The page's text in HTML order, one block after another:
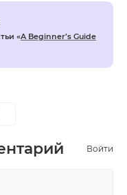
«A Beginner’s Guide
Войти